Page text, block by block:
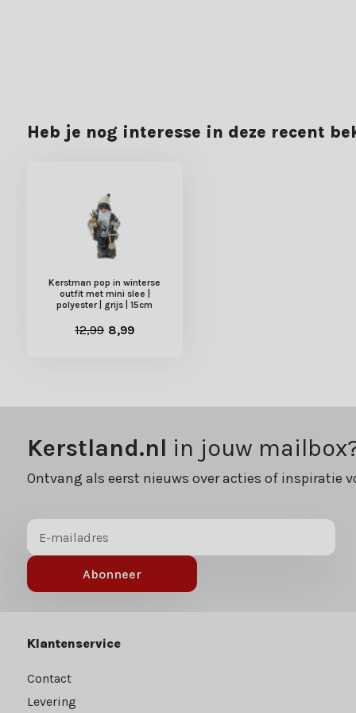
Heb je nog interesse in deze recent
Kerstman pop in winterse
outfit met mini slee |
polyester | grijs | 15cm
12,99 8,99
Kerstland.nl in jouw
Ontvang als eerst nieuws over acties of inspiratie
Abonneer
Klantenservice
Contact
Levering